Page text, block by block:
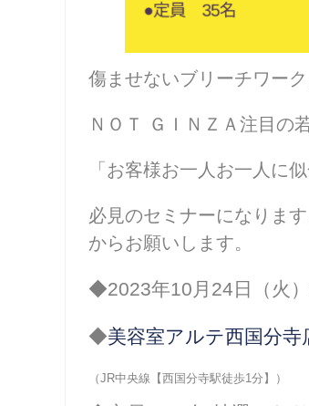
傷ませないブリーチワー
ＮＯＴ ＧＩＮＺＡ注目の
「お客様お一人お一人に
必見のセミナーになりま
からお願いします。
◆2023年10月24日（火
◆美容室アルテ西国分寺
（JR中央線【西国分寺駅徒歩1分】）